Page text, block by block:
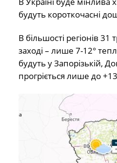
будуть короткочасні
В більшості регіонів
заході – лише 7-12°
будуть у Запорізькій,
прогріється лише до